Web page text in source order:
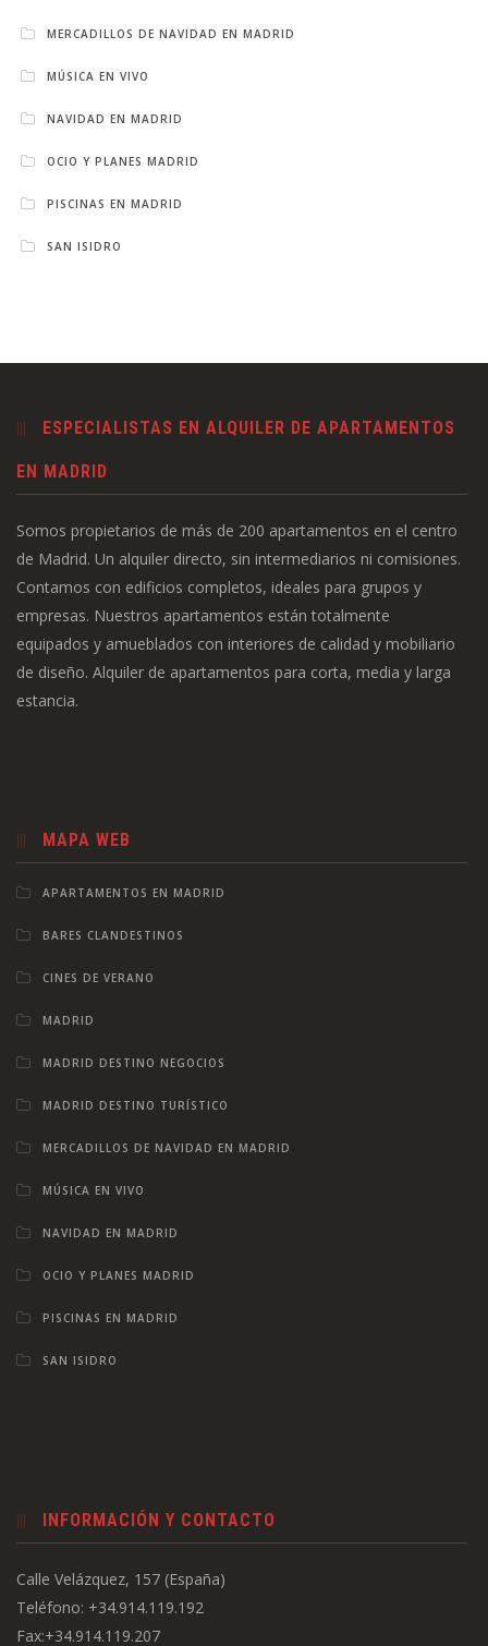
MERCADILLOS DE NAVIDAD EN MADRID
MÚSICA EN VIVO
NAVIDAD EN MADRID
OCIO Y PLANES MADRID
PISCINAS EN MADRID
SAN ISIDRO
ESPECIALISTAS EN ALQUILER DE APARTAMENTOS
EN MADRID
Somos propietarios de más de 200 apartamentos en el centro
de Madrid. Un alquiler directo, sin intermediarios ni comisiones.
Contamos con edificios completos, ideales para grupos y
empresas. Nuestros apartamentos están totalmente
equipados y amueblados con interiores de calidad y mobiliario
de diseño. Alquiler de apartamentos para corta, media y larga
estancia.
MAPA WEB
APARTAMENTOS EN MADRID
BARES CLANDESTINOS
CINES DE VERANO
MADRID
MADRID DESTINO NEGOCIOS
MADRID DESTINO TURÍSTICO
MERCADILLOS DE NAVIDAD EN MADRID
MÚSICA EN VIVO
NAVIDAD EN MADRID
OCIO Y PLANES MADRID
PISCINAS EN MADRID
SAN ISIDRO
INFORMACIÓN Y CONTACTO
Calle Velázquez, 157 (España)
Teléfono: +34.914.119.192
Fax:+34.914.119.207